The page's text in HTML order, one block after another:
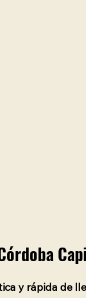
y rápida de